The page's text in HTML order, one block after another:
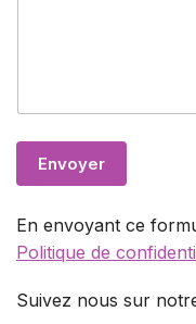
m
n
a
i
e
o
Envoyer
En envoyant ce
Politique de
Suivez nous sur